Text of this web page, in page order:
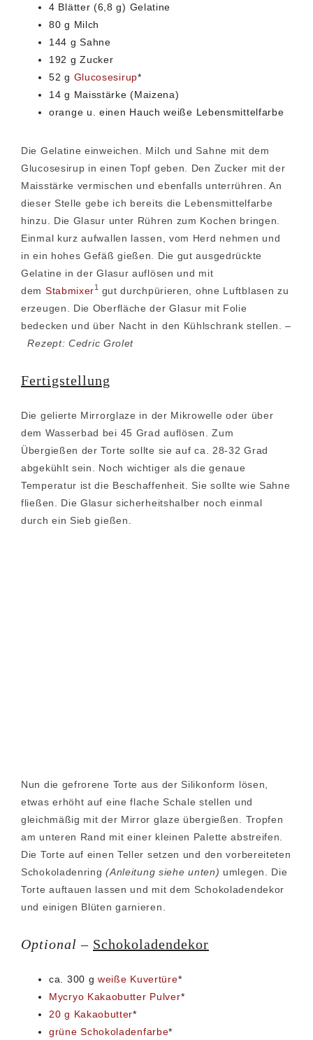
4 Blätter (6,8 g) Gelatine
80 g Milch
144 g Sahne
192 g Zucker
52 g Glucosesirup*
14 g Maisstärke (Maizena)
orange u. einen Hauch weiße Lebensmittelfarbe
Die Gelatine einweichen. Milch und Sahne mit dem
Glucosesirup in einen Topf geben. Den Zucker mit der
Maisstärke vermischen und ebenfalls unterrühren. An
dieser Stelle gebe ich bereits die Lebensmittelfarbe
hinzu. Die Glasur unter Rühren zum Kochen bringen.
Einmal kurz aufwallen lassen, vom Herd nehmen und
in ein hohes Gefäß gießen. Die gut ausgedrückte
Gelatine in der Glasur auflösen und mit
dem Stabmixer1 gut durchpürieren, ohne Luftblasen zu
erzeugen. Die Oberfläche der Glasur mit Folie
bedecken und über Nacht in den Kühlschrank stellen. –
Rezept: Cedric Grolet
Fertigstellung
Die gelierte Mirrorglaze in der Mikrowelle oder über
dem Wasserbad bei 45 Grad auflösen. Zum
Übergießen der Torte sollte sie auf ca. 28-32 Grad
abgekühlt sein. Noch wichtiger als die genaue
Temperatur ist die Beschaffenheit. Sie sollte wie Sahne
fließen. Die Glasur sicherheitshalber noch einmal
durch ein Sieb gießen.
Nun die gefrorene Torte aus der Silikonform lösen,
etwas erhöht auf eine flache Schale stellen und
gleichmäßig mit der Mirror glaze übergießen. Tropfen
am unteren Rand mit einer kleinen Palette abstreifen.
Die Torte auf einen Teller setzen und den vorbereiteten
Schokoladenring(Anleitung siehe unten) umlegen. Die
Torte auftauen lassen und mit dem Schokoladendekor
und einigen Blüten garnieren.
Optional– Schokoladendekor
ca. 300 g weiße Kuvertüre*
Mycryo Kakaobutter Pulver*
20 g Kakaobutter*
grüne Schokoladenfarbe*